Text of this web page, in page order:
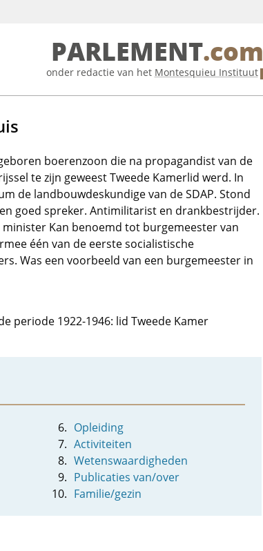
PARLEMENT.com
onder redactie van het Montesquieu Instituut
boerenzoon die na propagandist van de
te zijn geweest Tweede Kamerlid werd. In
de landbouwdeskundige van de SDAP. Stond
goed spreker. Antimilitarist en drankbestrijder.
minister Kan benoemd tot burgemeester van
één van de eerste socialistische
Was een voorbeeld van een burgemeester in
periode 1922-1946: lid Tweede Kamer
Opleiding
Activiteiten
Wetenswaardigheden
Publicaties van/over
Familie/gezin